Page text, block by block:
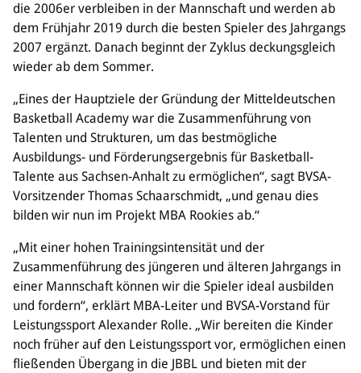
die 2006er verbleiben in der Mannschaft und werden ab
dem Frühjahr 2019 durch die besten Spieler des Jahrgangs
2007 ergänzt. Danach beginnt der Zyklus deckungsgleich
wieder ab dem Sommer.
„Eines der Hauptziele der Gründung der Mitteldeutschen
Basketball Academy war die Zusammenführung von
Talenten und Strukturen, um das bestmögliche
Ausbildungs- und Förderungsergebnis für Basketball-
Talente aus Sachsen-Anhalt zu ermöglichen“, sagt BVSA-
Vorsitzender Thomas Schaarschmidt, „und genau dies
bilden wir nun im Projekt MBA Rookies ab.“
„Mit einer hohen Trainingsintensität und der
Zusammenführung des jüngeren und älteren Jahrgangs in
einer Mannschaft können wir die Spieler ideal ausbilden
und fordern“, erklärt MBA-Leiter und BVSA-Vorstand für
Leistungssport Alexander Rolle. „Wir bereiten die Kinder
noch früher auf den Leistungssport vor, ermöglichen einen
fließenden Übergang in die JBBL und bieten mit der